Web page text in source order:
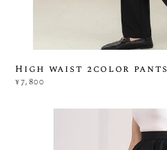
High waist 2color pants
¥7,800